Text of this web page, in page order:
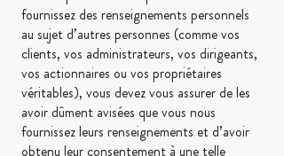
fournissez des renseignements personnels
au sujet d’autres personnes (comme vos
clients, vos administrateurs, vos dirigeants,
vos actionnaires ou vos propriétaires
véritables), vous devez vous assurer de les
avoir dûment avisées que vous nous
fournissez leurs renseignements et d’avoir
obtenu leur consentement à une telle